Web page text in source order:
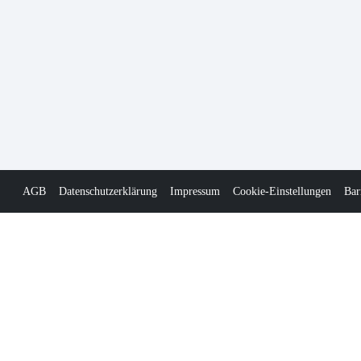
AGB Datenschutzerklärung Impressum Cookie-Einstellungen